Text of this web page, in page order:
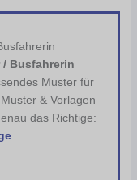
/ Busfahrerin
Muster für
& Vorlagen
das Richtige: